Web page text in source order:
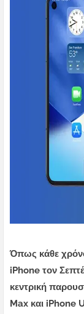
Όπως κάθε
iPhone τον
κεντρική
Max και iPhone